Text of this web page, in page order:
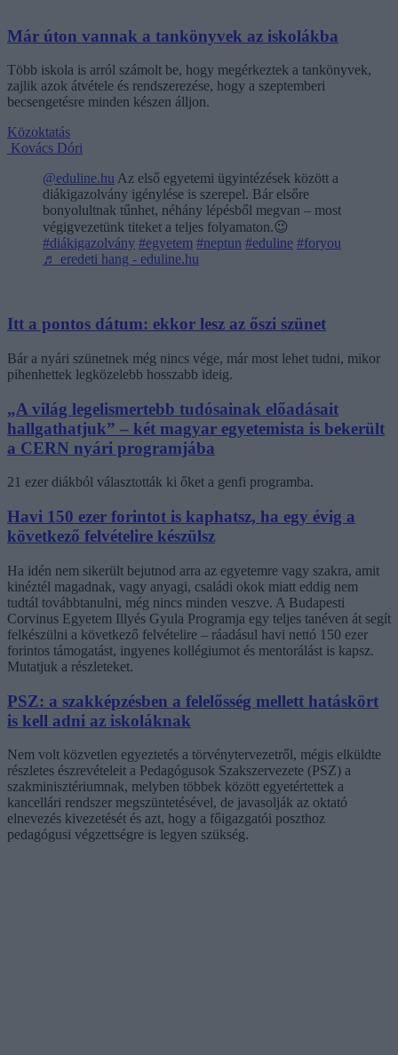
Már úton vannak a tankönyvek az iskolákba
Több iskola is arról számolt be, hogy megérkeztek a tankönyvek,
zajlik azok átvétele és rendszerezése, hogy a szeptemberi
becsengetésre minden készen álljon.
Közoktatás
Kovács Dóri
@eduline.hu Az első egyetemi ügyintézések között a
diákigazolvány igénylése is szerepel. Bár elsőre
bonyolultnak tűnhet, néhány lépésből megvan – most
végigvezetünk titeket a teljes folyamaton.😉
#diákigazolvány #egyetem #neptun #eduline #foryou
♬ eredeti hang - eduline.hu
Itt a pontos dátum: ekkor lesz az őszi szünet
Bár a nyári szünetnek még nincs vége, már most lehet tudni, mikor
pihenhettek legközelebb hosszabb ideig.
„A világ legelismertebb tudósainak előadásait
hallgathatjuk” – két magyar egyetemista is bekerült
a CERN nyári programjába
21 ezer diákból választották ki őket a genfi programba.
Havi 150 ezer forintot is kaphatsz, ha egy évig a
következő felvételire készülsz
Ha idén nem sikerült bejutnod arra az egyetemre vagy szakra, amit
kinéztél magadnak, vagy anyagi, családi okok miatt eddig nem
tudtál továbbtanulni, még nincs minden veszve. A Budapesti
Corvinus Egyetem Illyés Gyula Programja egy teljes tanéven át segít
felkészülni a következő felvételire – ráadásul havi nettó 150 ezer
forintos támogatást, ingyenes kollégiumot és mentorálást is kapsz.
Mutatjuk a részleteket.
PSZ: a szakképzésben a felelősség mellett hatáskört
is kell adni az iskoláknak
Nem volt közvetlen egyeztetés a törvénytervezetről, mégis elküldte
részletes észrevételeit a Pedagógusok Szakszervezete (PSZ) a
szakminisztériumnak, melyben többek között egyetértettek a
kancellári rendszer megszüntetésével, de javasolják az oktató
elnevezés kivezetését és azt, hogy a főigazgatói poszthoz
pedagógusi végzettségre is legyen szükség.